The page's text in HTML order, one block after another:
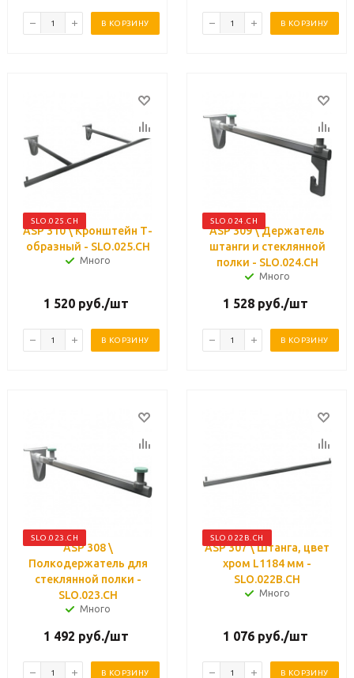
В КОРЗИНУ В КОРЗИНУ
SLO.025.CH
ASP 310 \ Кронштейн Т-
образный - SLO.025.CH
Много
1 520 руб./шт
В КОРЗИНУ
SLO.024.CH
ASP 309 \ Держатель
штанги и стеклянной
полки - SLO.024.CH
Много
1 528 руб./шт
В КОРЗИНУ
SLO.023.CH
ASP 308 \
Полкодержатель для
стеклянной полки -
SLO.023.CH
Много
1 492 руб./шт
В КОРЗИНУ
SLO.022B.CH
ASP 307 \ Штанга, цвет
хром L1184 мм -
SLO.022B.CH
Много
1 076 руб./шт
В КОРЗИНУ